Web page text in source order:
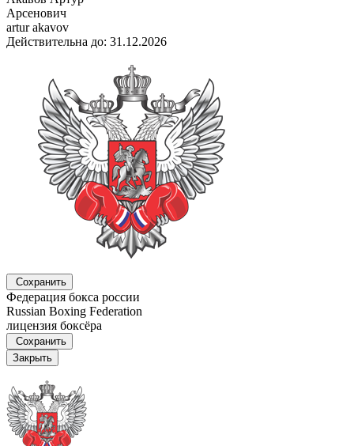
Арсенович
artur akavov
Действительна до: 31.12.2026
Сохранить
Федерация бокса россии
Russian Boxing Federation
лицензия боксёра
Сохранить
Закрыть